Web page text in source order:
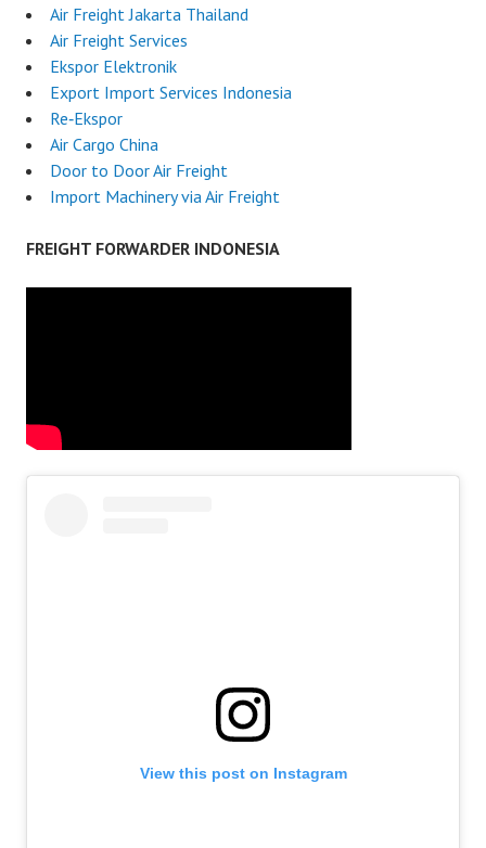
Air Freight Jakarta Thailand
Air Freight Services
Ekspor Elektronik
Export Import Services Indonesia
Re‑Ekspor
Air Cargo China
Door to Door Air Freight
Import Machinery via Air Freight
FREIGHT FORWARDER INDONESIA
View this post on Instagram